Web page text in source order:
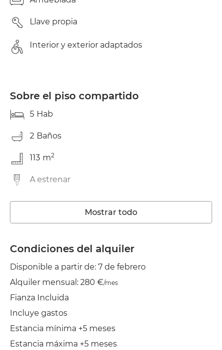
Llave propia
Interior y exterior adaptados
Sobre el piso compartido
5 Hab
2 Baños
113 m2
A estrenar
Trastero
Lavadora
Ascensor
Wifi
Jardín/Terraza
Tendedero
Mostrar todo
Condiciones del alquiler
Disponible a partir de: 7 de febrero
Alquiler mensual: 280 €/mes
Fianza Incluida
Incluye gastos
Estancia mínima +5 meses
Estancia máxima +5 meses